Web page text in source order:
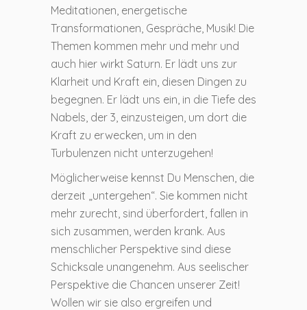
Meditationen, energetische
Transformationen, Gespräche, Musik! Die
Themen kommen mehr und mehr und
auch hier wirkt Saturn. Er lädt uns zur
Klarheit und Kraft ein, diesen Dingen zu
begegnen. Er lädt uns ein, in die Tiefe des
Nabels, der 3, einzusteigen, um dort die
Kraft zu erwecken, um in den
Turbulenzen nicht unterzugehen!
Möglicherweise kennst Du Menschen, die
derzeit „untergehen“. Sie kommen nicht
mehr zurecht, sind überfordert, fallen in
sich zusammen, werden krank. Aus
menschlicher Perspektive sind diese
Schicksale unangenehm. Aus seelischer
Perspektive die Chancen unserer Zeit!
Wollen wir sie also ergreifen und